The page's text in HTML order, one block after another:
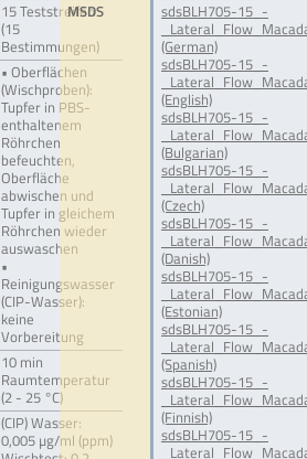
15 Teststreifen
(15
Bestimmungen)
• Oberflächen
(Wischproben):
Tupfer in PBS-
enthaltenem
Röhrchen
befeuchten,
Oberfläche
abwischen und
Tupfer in gleichem
Röhrchen wieder
auswaschen
•
Reinigungswasser
(CIP-Wasser):
keine
Vorbereitung
10 min
Raumtemperatur
(2 - 25 °C)
(CIP) Wasser:
0,005 µg/ml (ppm)
MSDS
sdsBLH705-15_-
(German)
sdsBLH705-15_-
(English)
sdsBLH705-15_-
(Bulgarian)
sdsBLH705-15_-
(Czech)
sdsBLH705-15_-
(Danish)
sdsBLH705-15_-
(Estonian)
sdsBLH705-15_-
(Spanish)
sdsBLH705-15_-
(Finnish)
sdsBLH705-15_-